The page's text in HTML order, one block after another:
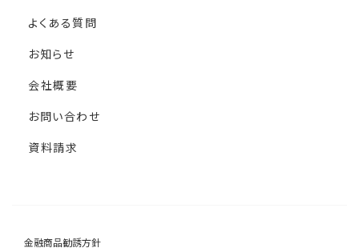
よくある質問
お知らせ
会社概要
お問い合わせ
資料請求
金融商品勧誘方針